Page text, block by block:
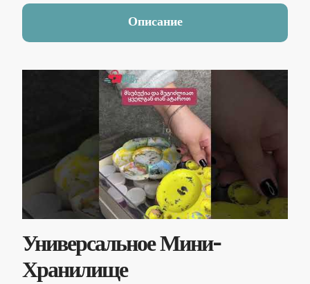
Описание
Универсальное Мини-
Хранилище